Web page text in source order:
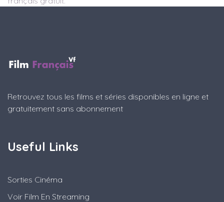
Retrouvez tous les films et séries disponibles en ligne et
gratuitement sans abonnement
Useful Links
Sorties Cinéma
Voir Film En Streaming